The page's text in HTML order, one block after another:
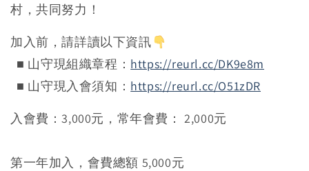
村，共同努力！
加入前，請詳讀以下資訊
■ 山守現組織章程： https://reurl.cc/DK9e8m
■ 山守現入會須知： https://reurl.cc/O51zDR
入會費：3,000元，常年會費： 2,000元
第一年加入，會費總額 5,000元